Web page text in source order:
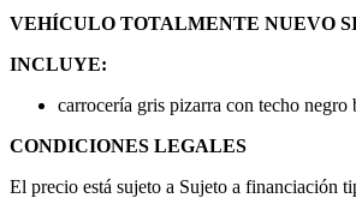
VEHÍCULO TOTALMENTE NUEVO
INCLUYE:
carrocería gris pizarra con techo negro
CONDICIONES LEGALES
El precio está sujeto a Sujeto a financiación